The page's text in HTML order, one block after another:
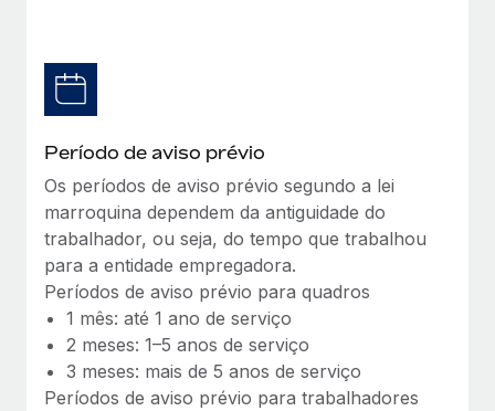
Período de aviso prévio
Os períodos de aviso prévio segundo a lei
marroquina dependem da antiguidade do
trabalhador, ou seja, do tempo que trabalhou
para a entidade empregadora.
Períodos de aviso prévio para quadros
1 mês: até 1 ano de serviço
2 meses: 1–5 anos de serviço
3 meses: mais de 5 anos de serviço
Períodos de aviso prévio para trabalhadores